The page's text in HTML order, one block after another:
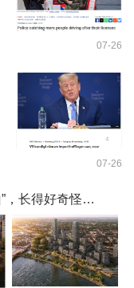
07-26
07-26
，长得好奇怪…